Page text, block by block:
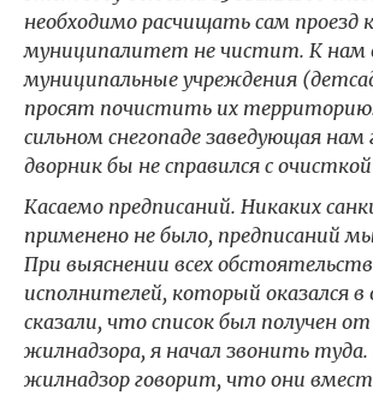
необходимо расчищать сам проезд
муниципалитет не чистит. К нам
муниципальные учреждения
просят почистить их
сильном снегопаде заведующая нам
дворник бы не справился с
Касаемо предписаний. Никаких
применено не было, предписаний
При выяснении всех
исполнителей, который оказался
сказали, что список был получен
жилнадзора, я начал звонить
жилнадзор говорит, что они